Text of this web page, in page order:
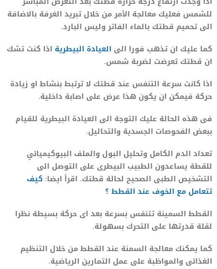
للشمس فعليك معالجة الأمر من خلال تبريد الغرفة بالاضافة
الى تحميم قطتك بالماء الفاتر وليس البارد.
كما عليك ان تذهب فورا الى العيادة البيطرية اذا كنت تشك
ان قطتك تعرضت لضربة شمس.
اذا كانت سرعة التنفس عند قطتك لا ترتبط بنشاط او زيادة
حركة فيمكن ان يكون هذا عرض على اصابة داخلية.
فى هذه الحالة عليك التوجة الى العيادة البيطرية للقيام
ببعض الفحوصات الجسدية والتحاليل.
تعداد الدم الكامل وتحليل البول والملف البيوكيميائي
للقطة يساعدون الطبيب البيطرى على التوصل الى
التشخيص الطبى الصحيح لحالة قطتك. اقرأ ايضا: كيف
تتعامل مع الخوف عند القطط ؟
القطط السمينة تتنفس بسرعة بعد اى حركة بسيطة نظرا
لقلة قدرتها على التحرك بسهولة.
كما يمكنك معالجة السمنة عند القطط من خلال التنظيم
الغذائى والمواظبة على عمل التمارين الرياضية.